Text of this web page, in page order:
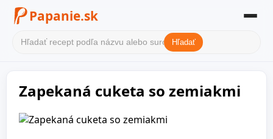
Papanie.sk
Filter receptov
Kategórie
Hľadať
Zapekaná cuketa so zemiakmi